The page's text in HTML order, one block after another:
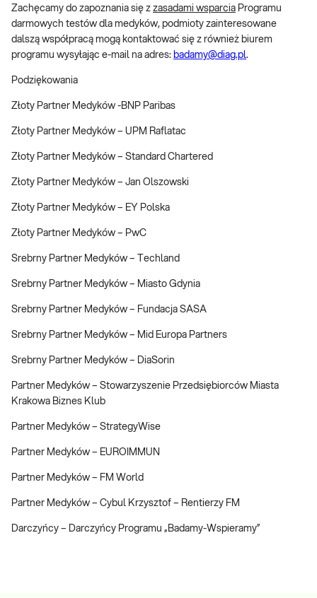
Zachęcamy do zapoznania się z zasadami wsparcia Programu
darmowych testów dla medyków, podmioty zainteresowane
dalszą współpracą mogą kontaktować się z również biurem
programu wysyłając e-mail na adres: badamy@diag.pl.
Podziękowania
Złoty Partner Medyków -BNP Paribas
Złoty Partner Medyków – UPM Raflatac
Złoty Partner Medyków – Standard Chartered
Złoty Partner Medyków – Jan Olszowski
Złoty Partner Medyków – EY Polska
Złoty Partner Medyków – PwC
Srebrny Partner Medyków – Techland
Srebrny Partner Medyków – Miasto Gdynia
Srebrny Partner Medyków – Fundacja SASA
Srebrny Partner Medyków – Mid Europa Partners
Srebrny Partner Medyków – DiaSorin
Partner Medyków – Stowarzyszenie Przedsiębiorców Miasta
Krakowa Biznes Klub
Partner Medyków – StrategyWise
Partner Medyków – EUROIMMUN
Partner Medyków – FM World
Partner Medyków – Cybul Krzysztof – Rentierzy FM
Darczyńcy – Darczyńcy Programu „Badamy-Wspieramy”